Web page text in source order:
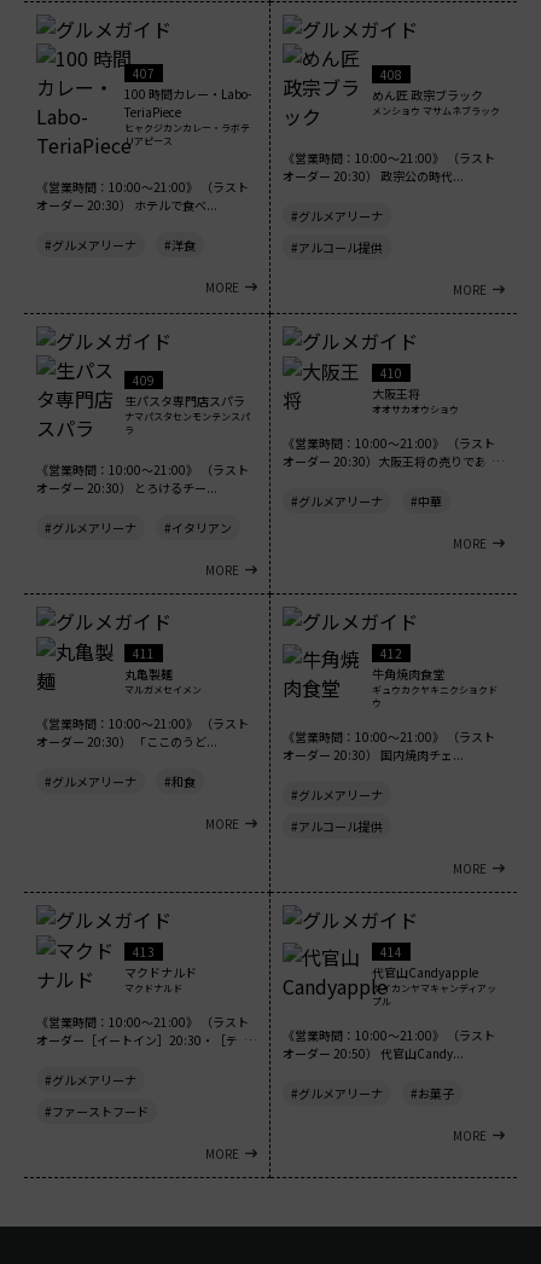
407
100 時間カレー・Labo-
TeriaPiece
ヒャクジカンカレー・ラボテ
リアピース
《営業時間：10:00～21:00》 （ラスト
オーダー 20:30） ホテルで食べ...
#グルメアリーナ #洋食
MORE
408
めん匠 政宗ブラック
メンショウ マサムネブラック
《営業時間：10:00～21:00》 （ラスト
オーダー 20:30） 政宗公の時代...
#グルメアリーナ
#アルコール提供
MORE
409
生パスタ専門店スパラ
ナマパスタセンモンテンスパ
ラ
《営業時間：10:00～21:00》 （ラスト
オーダー 20:30） とろけるチー...
#グルメアリーナ #イタリアン
MORE
410
大阪王将
オオサカオウショウ
《営業時間：10:00～21:00》 （ラスト
オーダー 20:30）大阪王将の売りであ
#グルメアリーナ
#中華
MORE
411
丸亀製麺
マルガメセイメン
《営業時間：10:00～21:00》 （ラスト
オーダー 20:30） 「ここのうど...
#グルメアリーナ #和食
MORE
412
牛角焼肉食堂
ギュウカクヤキニクショクド
ウ
《営業時間：10:00～21:00》 （ラスト
オーダー 20:30） 国内焼肉チェ...
#グルメアリーナ
#アルコール提供
MORE
413
マクドナルド
マクドナルド
《営業時間：10:00～21:00》 （ラスト
オーダー［イートイン］20:30・［テイ
#グルメアリーナ
#ファーストフード
MORE
414
代官山Candyapple
ダイカンヤマキャンディアッ
プル
《営業時間：10:00～21:00》 （ラスト
オーダー 20:50） 代官山Candy...
#グルメアリーナ #お菓子
MORE